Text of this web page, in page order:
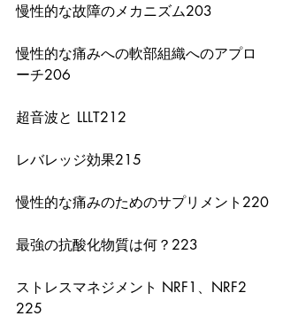
慢性的な故障のメカニズム203
慢性的な痛みへの軟部組織へのアプロ
ーチ206
超音波と LLLT212
レバレッジ効果215
慢性的な痛みのためのサプリメント220
最強の抗酸化物質は何？223
ストレスマネジメント NRF1、NRF2
225